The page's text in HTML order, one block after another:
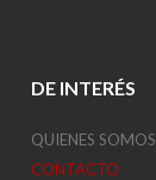
DE INTERÉS
QUIENES SOMOS
CONTACTO